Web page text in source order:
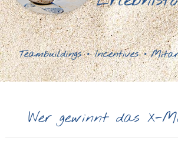
Wer gewinnt das X-